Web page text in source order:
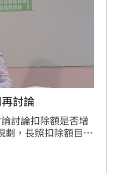
討論
討論扣除額是否增
劃，長照扣除額目前
不納入「排富條